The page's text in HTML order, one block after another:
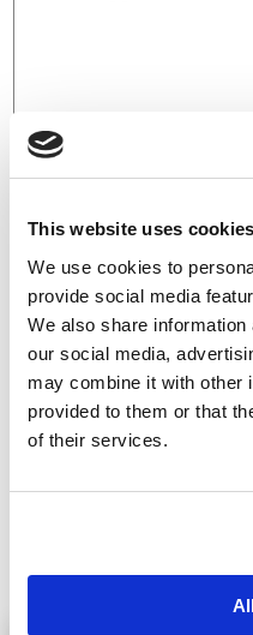
This website uses cookies
We use cookies to
provide social media
We also share
our social media,
may combine it with other
provided to them or that
of their services.
Si prega gentile Visitatore
Il/la sottoscritto/a
attentamente letto e
l’informativa di cui
conoscenza dei propri
privo/a da qualsivoglia
personali, necessari